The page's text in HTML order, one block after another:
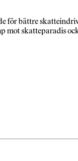
för bättre
mot skatteparadis